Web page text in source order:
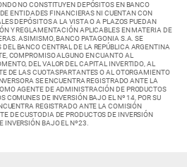
NO CONSTITUYEN DEPÓSITOS EN BANCO
ENTIDADES FINANCIERAS NI CUENTAN CON
DEPÓSITOS A LA VISTA O A PLAZOS PUEDAN
Y REGLAMENTACIÓN APLICABLES EN MATERIA DE
ASIMISMO, BANCO PATAGONIA S.A. SE
BANCO CENTRAL DE LA REPÚBLICA ARGENTINA
COMPROMISO ALGUNO EN CUANTO AL
DEL VALOR DEL CAPITAL INVERTIDO, AL
DE LAS CUOTASPARTANTES O AL OTORGAMIENTO
SE ENCUENTRA REGISTRADO ANTE LA
AGENTE DE ADMINISTRACIÓN DE PRODUCTOS
COMUNES DE INVERSIÓN BAJO EL Nº 14, POR SU
REGISTRADO ANTE LA COMISIÓN
DE CUSTODIA DE PRODUCTOS DE INVERSIÓN
INVERSIÓN BAJO EL Nº23.